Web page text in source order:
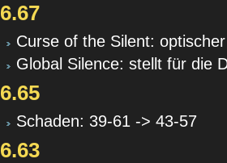
6.67
Curse of the Silent:
Global Silence: stellt für die
6.65
Schaden: 39-61 -> 43-57
6.63